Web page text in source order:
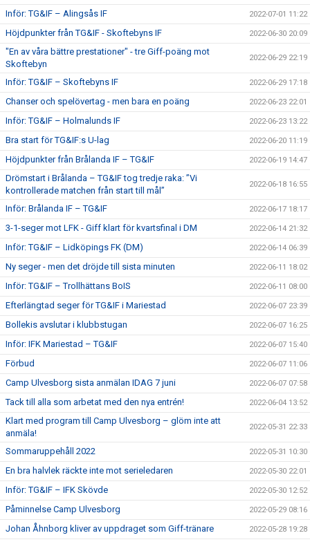
Inför: TG&IF – Alingsås IF 2022-07-01 11:22
Höjdpunkter från TG&IF - Skoftebyns IF 2022-06-30 20:09
"En av våra bättre prestationer" - tre Giff-poäng mot
Skoftebyn
2022-06-29 22:19
Inför: TG&IF – Skoftebyns IF 2022-06-29 17:18
Chanser och spelövertag - men bara en poäng 2022-06-23 22:01
Inför: TG&IF – Holmalunds IF 2022-06-23 13:22
Bra start för TG&IF:s U-lag 2022-06-20 11:19
Höjdpunkter från Brålanda IF – TG&IF 2022-06-19 14:47
Drömstart i Brålanda – TG&IF tog tredje raka: ”Vi
kontrollerade matchen från start till mål”
2022-06-18 16:55
Inför: Brålanda IF – TG&IF 2022-06-17 18:17
3-1-seger mot LFK - Giff klart för kvartsfinal i DM 2022-06-14 21:32
Inför: TG&IF – Lidköpings FK (DM) 2022-06-14 06:39
Ny seger - men det dröjde till sista minuten 2022-06-11 18:02
Inför: TG&IF – Trollhättans BoIS 2022-06-11 08:00
Efterlängtad seger för TG&IF i Mariestad 2022-06-07 23:39
Bollekis avslutar i klubbstugan 2022-06-07 16:25
Inför: IFK Mariestad – TG&IF 2022-06-07 15:40
Förbud 2022-06-07 11:06
Camp Ulvesborg sista anmälan IDAG 7 juni 2022-06-07 07:58
Tack till alla som arbetat med den nya entrén! 2022-06-04 13:52
Klart med program till Camp Ulvesborg – glöm inte att
anmäla!
2022-05-31 22:33
Sommaruppehåll 2022 2022-05-31 10:30
En bra halvlek räckte inte mot serieledaren 2022-05-30 22:01
Inför: TG&IF – IFK Skövde 2022-05-30 12:52
Påminnelse Camp Ulvesborg 2022-05-29 08:16
Johan Åhnborg kliver av uppdraget som Giff-tränare 2022-05-28 19:28